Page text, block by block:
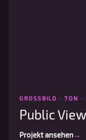
GROSSBILD · TON ·
Public
Projekt ansehen→